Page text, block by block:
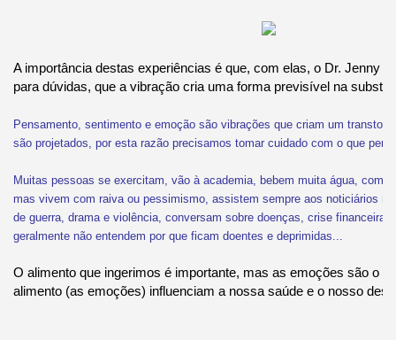
A importância destas experiências é que, com elas, o Dr. Jenny
para dúvidas, que a vibração cria uma forma previsível na
Pensamento, sentimento e emoção são vibrações que criam um
são projetados, por esta razão precisamos tomar cuidado com o que
Muitas pessoas se exercitam, vão à academia, bebem muita água,
mas vivem com raiva ou pessimismo, assistem sempre aos noticiários
de guerra, drama e violência, conversam sobre doenças, crise financeira,
geralmente não entendem por que ficam doentes e deprimidas...
O alimento que ingerimos é importante, mas as emoções são o
alimento (as emoções) influenciam a nossa saúde e o nosso